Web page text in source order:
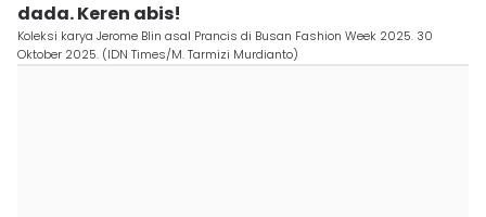
dada. Keren abis!
Koleksi karya Jerome Blin asal Prancis di Busan Fashion Week 2025. 30
Oktober 2025. (IDN Times/M. Tarmizi Murdianto)